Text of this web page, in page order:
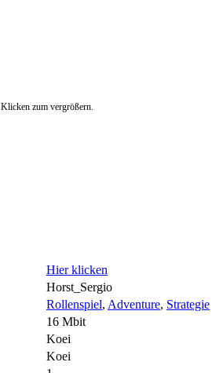
Klicken zum vergrößern.
Hier klicken
Horst_Sergio
Rollenspiel, Adventure, Strategie
16 Mbit
Koei
Koei